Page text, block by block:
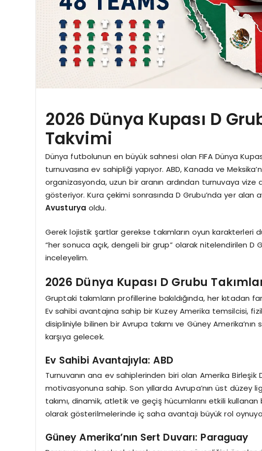
2026 Dünya Kupası D
Takvimi
Dünya futbolunun en büyük sahnesi olan FIFA Dünya
turnuvasına ev sahipliği yapıyor. ABD, Kanada ve
organizasyonda, uzun bir aranın ardından turnuvaya vize
gösteriyor. Kura çekimi sonrasında D Grubu’nda yer alan
Avusturya oldu.
Gerek lojistik şartlar gerekse takımların oyun
“her sonuca açık, dengeli bir grup” olarak nitelendirilen D
inceleyelim.
2026 Dünya Kupası D Grubu
Gruptaki takımların profillerine bakıldığında, her kıtadan
Ev sahibi avantajına sahip bir Kuzey Amerika temsilcisi,
disipliniyle bilinen bir Avrupa takımı ve Güney
karşıya gelecek.
Ev Sahibi Avantajıyla: ABD
Turnuvanın ana ev sahiplerinden biri olan Amerika
motivasyonuna sahip. Son yıllarda Avrupa’nın üst düzey
takımı, dinamik, atletik ve geçiş hücumlarını etkili
olarak gösterilmelerinde iç saha avantajı büyük rol
Güney Amerika’nın Sert Duvarı: Paraguay